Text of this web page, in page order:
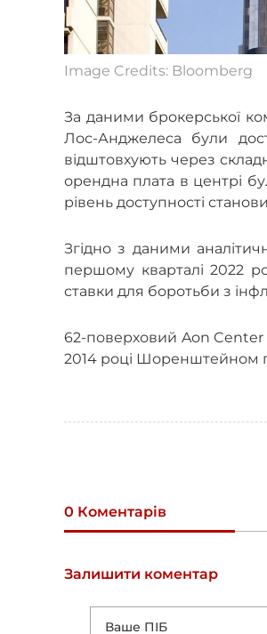
Image Credits: Bloomberg
За даними брокерської
Лос-Анджелеса були
відштовхують через
орендна плата в центрі
рівень доступності
Згідно з даними
першому кварталі 2022
ставки для боротьби з
62-поверховий Aon Center
2014 році Шоренштейном
0 Коментарів
Залишити коментар